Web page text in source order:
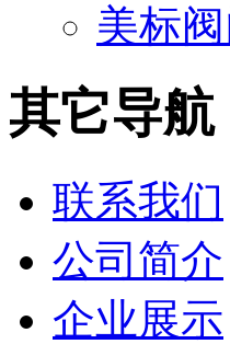
美标
其它导航
联系我们
公司简介
企业展示